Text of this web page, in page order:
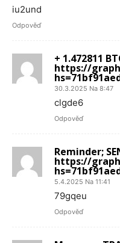
iu2und
Odpověď
+ 1.472811
https://
30.3.2025 Na 8:47
clgde6
Odpověď
Reminder;
https://
5.4.2025 Na 11:41
79gqeu
Odpověď